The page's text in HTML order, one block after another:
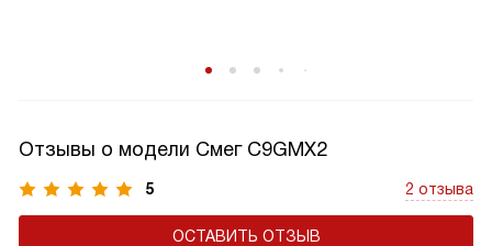
Отзывы о модели Смег C9GMX2
5 2 отзыва
ОСТАВИТЬ ОТЗЫВ